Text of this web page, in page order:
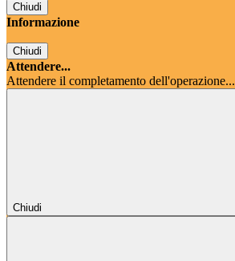
Chiudi
Informazione
Chiudi
Attendere...
Attendere il completamento dell'operazione...
Chiudi